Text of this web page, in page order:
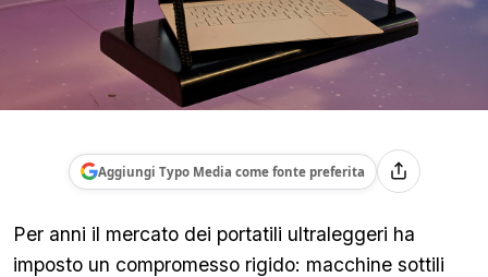
Aggiungi Typo Media come fonte preferita
Per anni il mercato dei portatili ultraleggeri ha
imposto un compromesso rigido: macchine sottili